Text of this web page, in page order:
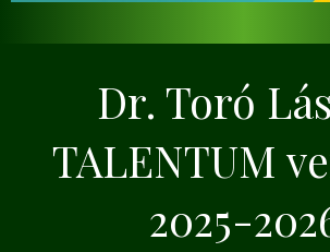
Dr. Toró
TALENTUM
2025-